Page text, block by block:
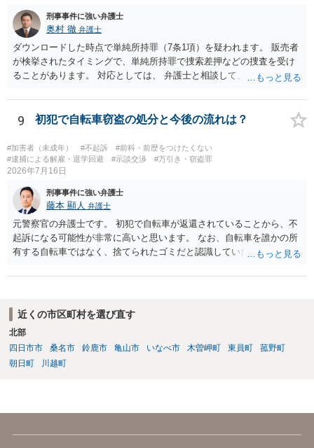
刑事事件に強い弁護士
奥村 徹 弁護士
ダウンロードした時点で単純所持罪（7条1項）を疑われます。 販売者
が検挙されたタイミングで、単純所持罪で捜索差押などの捜査を受け
ることがあります。 対応としては、 弁護士と相談して、 児童ポルノ
談しておく などが考えられます。
9 初犯で自転車窃盗の処分と今後の流れは？
#加害者（未成年） #不起訴
#前科・前歴をつけたくない
#逮捕による解雇・退学回避
#示談交渉 #万引き・窃盗罪
2026年7月16日
刑事事件に強い弁護士
藤本 顯人 弁護士
元警察官の弁護士です。 初犯で自転車が返還されていることから、不
起訴になる可能性が非常に高いと思います。 なお、自転車を誰かの所
有する自転車ではなく、捨てられたゴミだと認識していた場合には占
近くの市区町村を選び直す
北部
四日市市
桑名市 鈴鹿市 亀山市 いなべ市 木曽岬町 東員町
菰野町
朝日町
川越町